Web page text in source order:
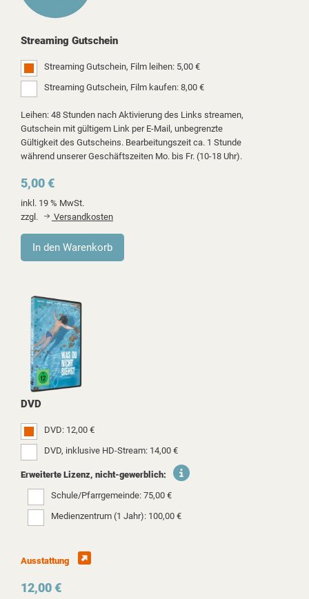
Streaming Gutschein
Streaming Gutschein, Film leihen: 5,00 €
Streaming Gutschein, Film kaufen: 8,00 €
Leihen: 48 Stunden nach Aktivierung des Links streamen,
Gutschein mit gültigem Link per E-Mail, unbegrenzte
Gültigkeit des Gutscheins. Bearbeitungszeit ca. 1 Stunde
während unserer Geschäftszeiten Mo. bis Fr. (10-18 Uhr).
5,00 €
inkl. 19 % MwSt.
zzgl.
Versandkosten
DVD
DVD: 12,00 €
DVD, inklusive HD-Stream: 14,00 €
Erweiterte Lizenz, nicht-gewerblich:
Schule/Pfarrgemeinde: 75,00 €
Medienzentrum (1 Jahr): 100,00 €
Ausstattung
12,00 €